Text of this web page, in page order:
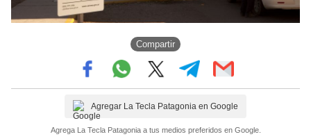
Compartir
Agregar La Tecla Patagonia en Google
Agrega La Tecla Patagonia a tus medios preferidos en Google.